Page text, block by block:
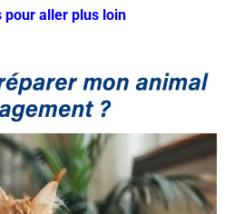
pour aller plus loin